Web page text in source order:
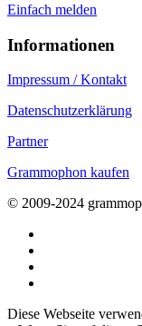
Einfach melden
Informationen
Impressum / Kontakt
Datenschutzerklärung
Partner
Grammophon kaufen
© 2009-2024
Diese Webseite